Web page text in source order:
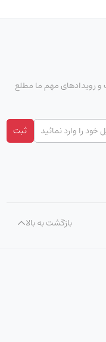
و رویدادهای مهم ما مطلع
ثبت
بازگشت به بالا